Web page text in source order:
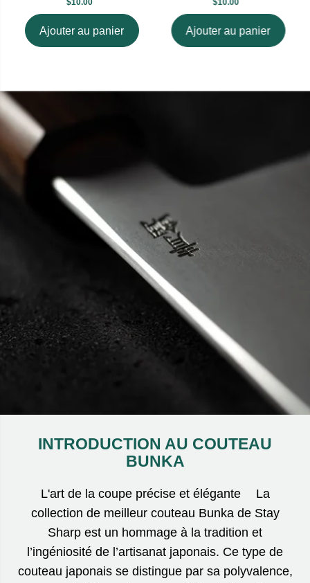
$10.00
Ajouter au panier
$10.00
Ajouter au panier
INTRODUCTION AU COUTEAU
BUNKA
L'art de la coupe précise et élégante La
collection de meilleur couteau Bunka de Stay
Sharp est un hommage à la tradition et
l’ingéniosité de l’artisanat japonais. Ce type de
couteau japonais se distingue par sa polyvalence,